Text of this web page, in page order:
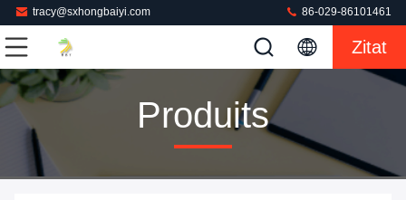
tracy@sxhongbaiyi.com 86-029-86101461
Zitat
Produits